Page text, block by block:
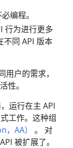
编程。
行为进行更多
不同 API 版本
户的需求，
性。
运行在主 API
工作。这种组
AA）
。 对
被扩展了。